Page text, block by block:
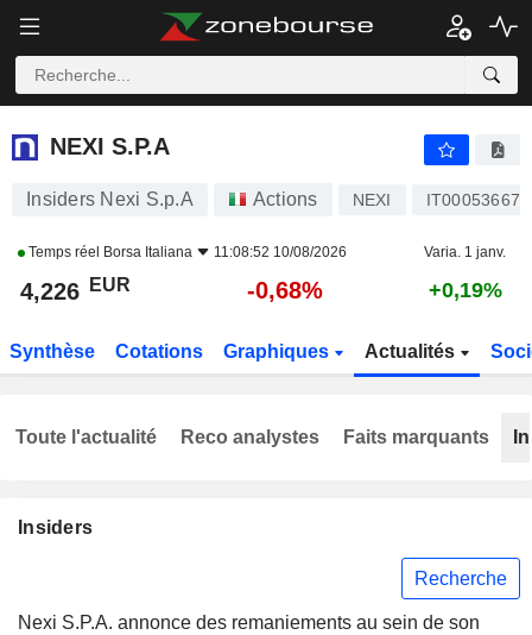
NEXI S.P.A
NEXI S.P.A
Insiders Nexi S.p.A Actions NEXI
Temps réel Borsa Italiana 11:08:52 10/08/2026 Varia. 1 janv.
4,226 EUR -0,68% +0,19%
Synthèse Cotations Graphiques Actualités
Insiders
Recherche
Nexi S.P.A. annonce des remaniements au sein de son
Toute l'actualité Reco analystes Faits marquants